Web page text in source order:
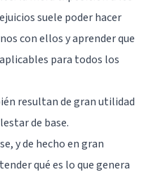
suele poder hacer
con ellos y aprender que
para todos los
resultan de gran utilidad
de base.
y de hecho en gran
qué es lo que genera